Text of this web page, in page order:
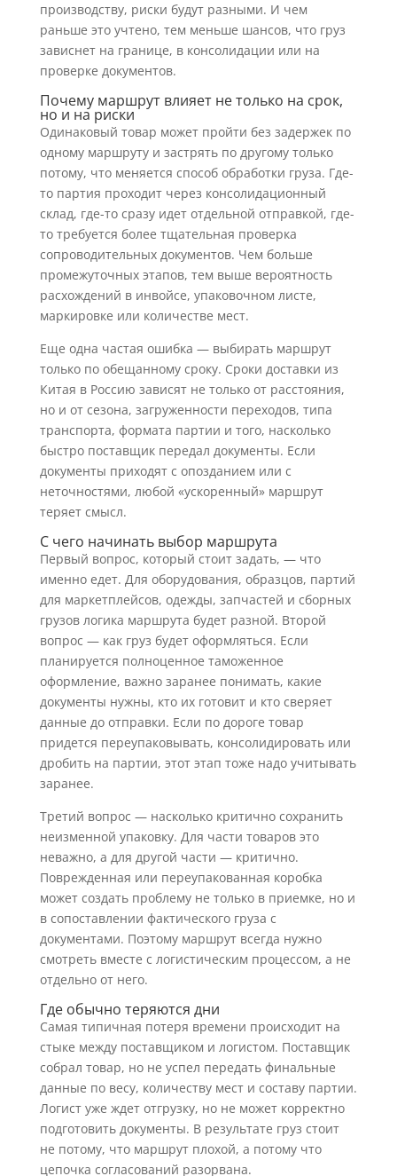
производству, риски будут разными. И чем
раньше это учтено, тем меньше шансов, что груз
зависнет на границе, в консолидации или на
проверке документов.
Почему маршрут влияет не только на срок,
но и на риски
Одинаковый товар может пройти без задержек по
одному маршруту и застрять по другому только
потому, что меняется способ обработки груза. Где-
то партия проходит через консолидационный
склад, где-то сразу идет отдельной отправкой, где-
то требуется более тщательная проверка
сопроводительных документов. Чем больше
промежуточных этапов, тем выше вероятность
расхождений в инвойсе, упаковочном листе,
маркировке или количестве мест.
Еще одна частая ошибка — выбирать маршрут
только по обещанному сроку. Сроки доставки из
Китая в Россию зависят не только от расстояния,
но и от сезона, загруженности переходов, типа
транспорта, формата партии и того, насколько
быстро поставщик передал документы. Если
документы приходят с опозданием или с
неточностями, любой «ускоренный» маршрут
теряет смысл.
С чего начинать выбор маршрута
Первый вопрос, который стоит задать, — что
именно едет. Для оборудования, образцов, партий
для маркетплейсов, одежды, запчастей и сборных
грузов логика маршрута будет разной. Второй
вопрос — как груз будет оформляться. Если
планируется полноценное таможенное
оформление, важно заранее понимать, какие
документы нужны, кто их готовит и кто сверяет
данные до отправки. Если по дороге товар
придется переупаковывать, консолидировать или
дробить на партии, этот этап тоже надо учитывать
заранее.
Третий вопрос — насколько критично сохранить
неизменной упаковку. Для части товаров это
неважно, а для другой части — критично.
Поврежденная или переупакованная коробка
может создать проблему не только в приемке, но и
в сопоставлении фактического груза с
документами. Поэтому маршрут всегда нужно
смотреть вместе с логистическим процессом, а не
отдельно от него.
Где обычно теряются дни
Самая типичная потеря времени происходит на
стыке между поставщиком и логистом. Поставщик
собрал товар, но не успел передать финальные
данные по весу, количеству мест и составу партии.
Логист уже ждет отгрузку, но не может корректно
подготовить документы. В результате груз стоит
не потому, что маршрут плохой, а потому что
цепочка согласований разорвана.